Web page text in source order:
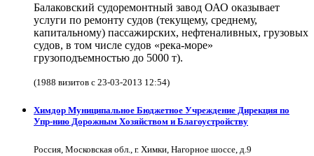
Балаковский судоремонтный завод ОАО оказывает
услуги по ремонту судов (текущему, среднему,
капитальному) пассажирских, нефтеналивных, грузовых
судов, в том числе судов «река-море»
грузоподъемностью до 5000 т).
(1988 визитов с 23-03-2013 12:54)
Химдор Муниципальное Бюджетное Учреждение Дирекция по
Упр-нию Дорожным Хозяйством и Благоустройству
Россия, Московская обл., г. Химки, Нагорное шоссе, д.9